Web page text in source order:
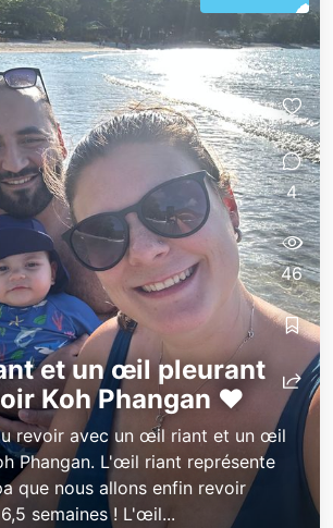
et un œil pleurant
Koh Phangan ❤️
revoir avec un œil riant et un œil
Phangan. L'œil riant représente
que nous allons enfin revoir
semaines ! L'œil...
4
46